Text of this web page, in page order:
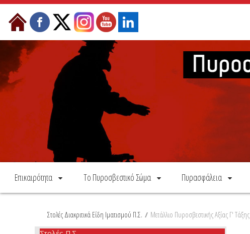
Skip to Content
Επικαιρότητα Το Πυροσβεστικό Σώμα Πυρασφάλεια
Στολές Διακριτικά Είδη Ιματισμού Π.Σ. / Μετάλλιο Πυροσβεστικής Αξίας Γ' Τάξης